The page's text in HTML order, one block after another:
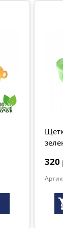
320